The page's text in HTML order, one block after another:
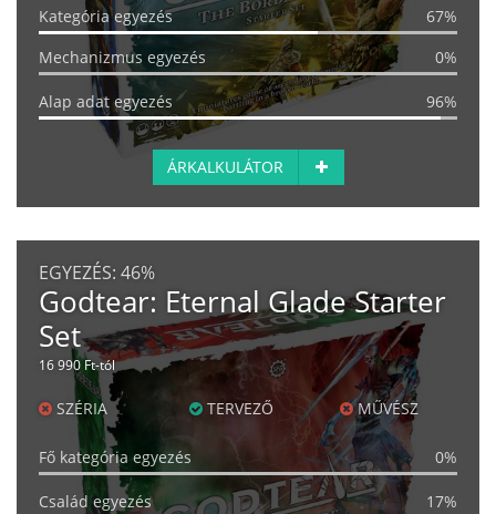
Kategória egyezés
67%
Mechanizmus egyezés
0%
Alap adat egyezés 96%
ÁRKALKULÁTOR
EGYEZÉS: 46%
Godtear: Eternal Glade Starter
Set
16 990 Ft-tól
SZÉRIA TERVEZŐ MŰVÉSZ
Fő kategória egyezés 0%
Család egyezés 17%